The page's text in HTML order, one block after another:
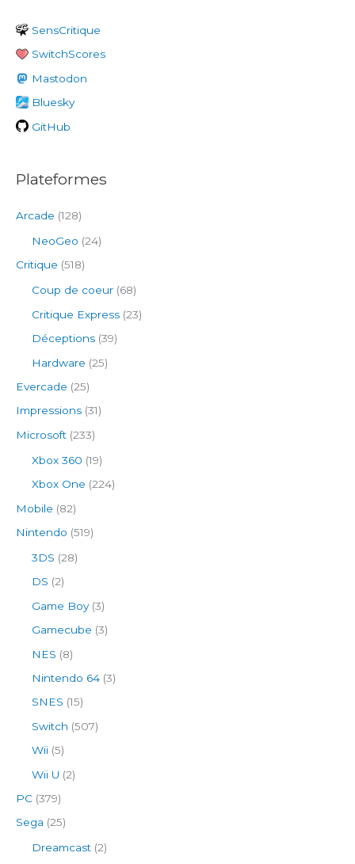
r
c
h
e
r
SensCritique
SwitchScores
Mastodon
Bluesky
GitHub
Plateformes
Arcade (128)
NeoGeo (24)
Critique (518)
Coup de coeur (68)
Critique Express (23)
Déceptions (39)
Hardware (25)
Evercade (25)
Impressions (31)
Microsoft (233)
Xbox 360 (19)
Xbox One (224)
Mobile (82)
Nintendo (519)
3DS (28)
DS (2)
Game Boy(3)
Gamecube (3)
NES (8)
Nintendo 64 (3)
SNES (15)
Switch (507)
Wii (5)
Wii U (2)
PC (379)
Sega (25)
Dreamcast (2)